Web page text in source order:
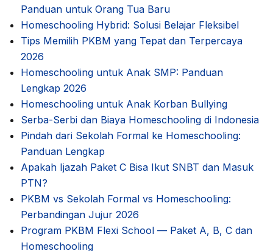
Panduan untuk Orang Tua Baru
Homeschooling Hybrid: Solusi Belajar Fleksibel
Tips Memilih PKBM yang Tepat dan Terpercaya
2026
Homeschooling untuk Anak SMP: Panduan
Lengkap 2026
Homeschooling untuk Anak Korban Bullying
Serba-Serbi dan Biaya Homeschooling di Indonesia
Pindah dari Sekolah Formal ke Homeschooling:
Panduan Lengkap
Apakah Ijazah Paket C Bisa Ikut SNBT dan Masuk
PTN?
PKBM vs Sekolah Formal vs Homeschooling:
Perbandingan Jujur 2026
Program PKBM Flexi School — Paket A, B, C dan
Homeschooling